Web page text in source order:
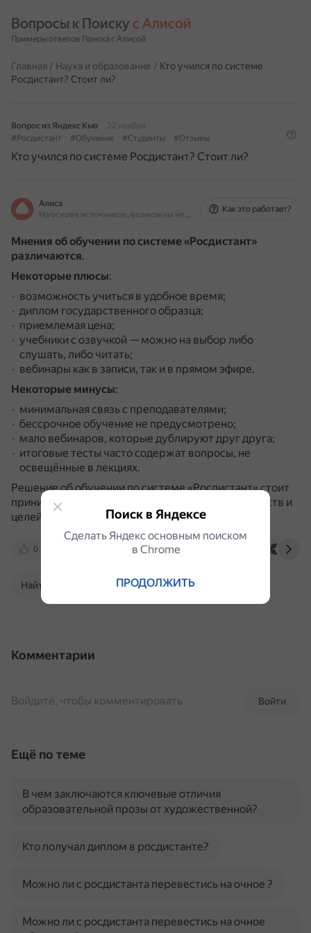
Вопросы к Поиску с Алисой
Примеры ответов Поиска с Алисой
Главная / Наука и образование / Кто учился по системе
Росдистант? Стоит ли?
Вопрос из Яндекс Кью
22 ноября
#Росдистант
#Обучение #Студенты #Отзывы
Кто учился по системе Росдистант? Стоит ли?
Алиса
На основе источников, возможны неточности
Как это работает?
Мнения об обучении по системе «Росдистант»
различаются.
Некоторые плюсы:
возможность учиться в удобное время;
диплом государственного образца;
приемлемая цена;
учебники с озвучкой — можно на выбор либо
слушать, либо читать;
вебинары как в записи, так и в прямом эфире.
Некоторые минусы:
минимальная связь с преподавателями;
бессрочное обучение не предусмотрено;
мало вебинаров, которые дублируют друг друга;
итоговые тесты часто содержат вопросы, не
освещённые в лекциях.
Решение об обучении по системе «Росдистант» стоит
принимать с учётом индивидуальных обстоятельств и
целей.
0 otzovik.com
Найти в Поиске
Комментарии
Войти
Войдите, чтобы комментировать
Ещё по теме
В чем заключаются ключевые отличия
образовательной прозы от художественной?
Кто получал диплом в росдистанте?
Можно ли с росдистанта перевестись на очное ?
Можно ли с росдистанта перевестись на очное
Поиск в Яндексе
Сделать Яндекс основным поиском
в Сhrome
ПРОДОЛЖИТЬ